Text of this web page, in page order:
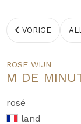
VORIGE
ROSE WIJN
M DE
rosé
land